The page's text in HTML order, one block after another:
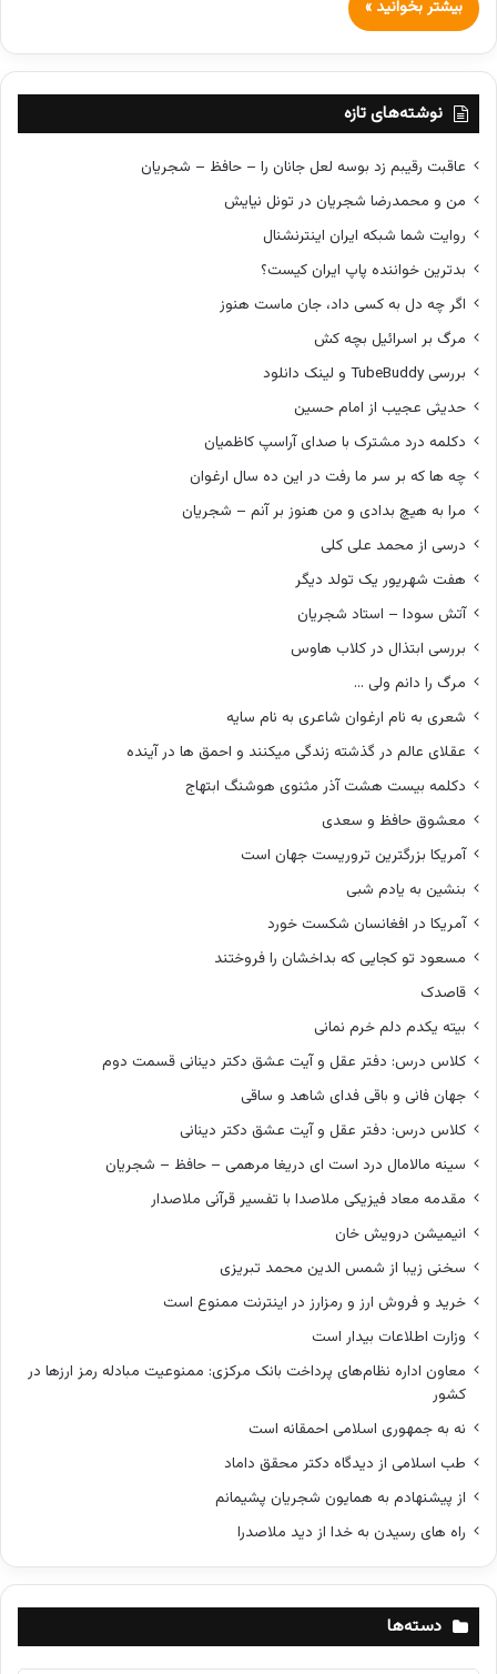
بیشتر بخوانید »
نوشته‌های تازه
عاقبت رقیبم زد بوسه لعل جانان را – حافظ – شجریان
من و محمدرضا شجریان در تونل نیایش
روایت شما شبکه ایران اینترنشنال
بدترین خواننده پاپ ایران کیست؟
اگر چه دل به کسی داد، جان ماست هنوز
مرگ بر اسرائیل بچه کش
بررسی TubeBuddy و لینک دانلود
حدیثی عجیب از امام حسین
دکلمه درد مشترک با صدای آراسپ کاظمیان
چه ها که بر سر ما رفت در این ده سال ارغوان
مرا به هیچ بدادی و من هنوز بر آنم – شجریان
درسی از محمد علی کلی
هفت شهریور یک تولد دیگر
آتش سودا – استاد شجریان
بررسی ابتذال در کلاب هاوس
مرگ را دانم ولی …
شعری به نام ارغوان شاعری به نام سایه
عقلای عالم در گذشته زندگی میکنند و احمق ها در آینده
دکلمه بیست هشت آذر مثنوی هوشنگ ابتهاج
معشوق حافظ و سعدی
آمریکا بزرگترین تروریست جهان است
بنشین به یادم شبی
آمریکا در افغانسان شکست خورد
مسعود تو کجایی که بداخشان را فروختند
قاصدک
بیته یکدم دلم خرم نمانی
کلاس درس: دفتر عقل و آیت عشق دکتر دینانی قسمت دوم
جهان فانی و باقی فدای شاهد و ساقی
کلاس درس: دفتر عقل و آیت عشق دکتر دینانی
سینه مالامال درد است ای دریغا مرهمی – حافظ – شجریان
مقدمه معاد فیزیکی ملاصدا با تفسیر قرآنی ملاصدار
انیمیشن درویش خان
سخنی زیبا از شمس الدین محمد تبریزی
خرید و فروش ارز و رمزارز در اینترنت ممنوع است
وزارت اطلاعات بیدار است
معاون اداره نظام‌های پرداخت بانک مرکزی: ممنوعیت مبادله رمز ارزها در
کشور
نه به جمهوری اسلامی احمقانه است
طب اسلامی از دیدگاه دکتر محقق داماد
از پیشنهادم به همایون شجریان پشیمانم
راه های رسیدن به خدا از دید ملاصدرا
دسته‌ها